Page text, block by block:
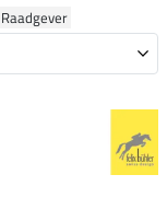
Raadgever